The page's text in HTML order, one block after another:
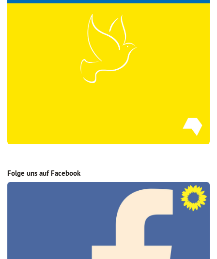
Folge uns auf Facebook